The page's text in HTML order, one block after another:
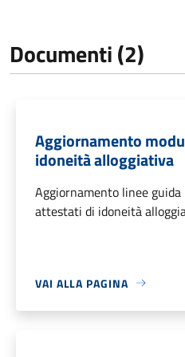
Documenti (2)
Aggiornamento
idoneità alloggiativa
Aggiornamento linee
attestati di idoneità
VAI ALLA PAGINA